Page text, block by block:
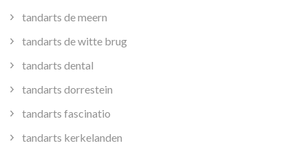
tandarts de meern
tandarts de witte brug
tandarts dental
tandarts dorrestein
tandarts fascinatio
tandarts kerkelanden